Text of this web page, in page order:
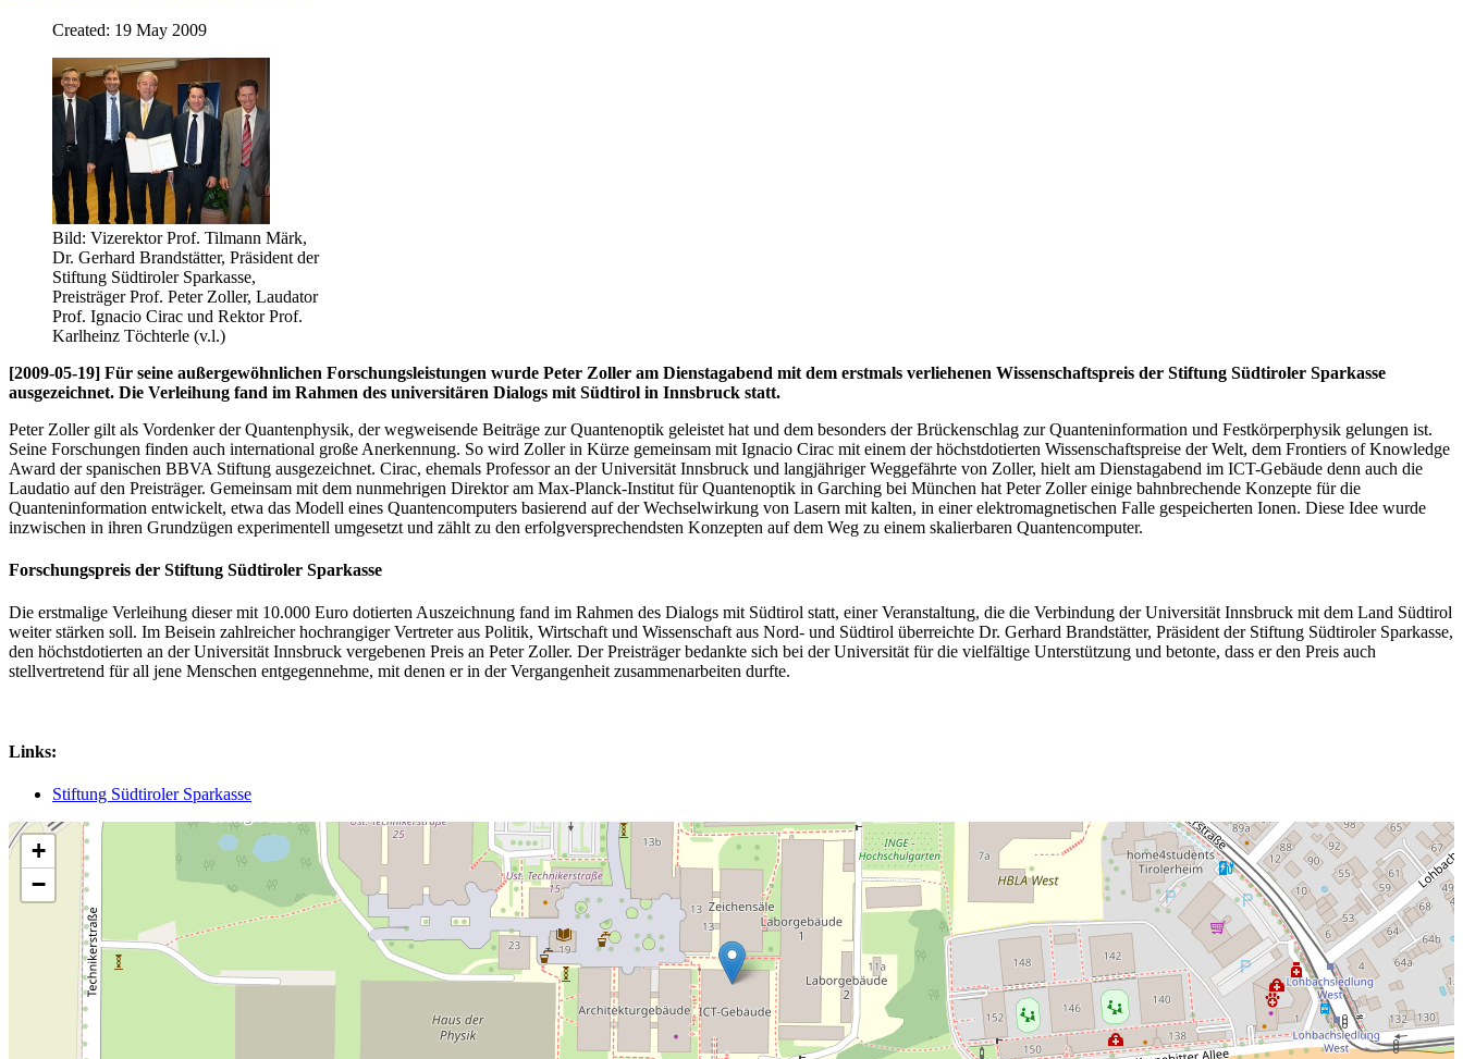
Created: 19 May 2009
Bild: Vizerektor Prof. Tilmann Märk,
Dr. Gerhard Brandstätter, Präsident der
Stiftung Südtiroler Sparkasse,
Preisträger Prof. Peter Zoller, Laudator
Prof. Ignacio Cirac und Rektor Prof.
Karlheinz Töchterle (v.l.)
[2009-05-19] Für seine außergewöhnlichen Forschungsleistungen wurde Peter Zoller am Dienstagabend mit dem erstmals verliehenen Wissenschaftspreis der Stiftung Südtiroler Sparkasse
ausgezeichnet. Die Verleihung fand im Rahmen des universitären Dialogs mit Südtirol in Innsbruck statt.
Peter Zoller gilt als Vordenker der Quantenphysik, der wegweisende Beiträge zur Quantenoptik geleistet hat und dem besonders der Brückenschlag zur Quanteninformation und Festkörperphysik gelungen ist.
Seine Forschungen finden auch international große Anerkennung. So wird Zoller in Kürze gemeinsam mit Ignacio Cirac mit einem der höchstdotierten Wissenschaftspreise der Welt, dem Frontiers of Knowledge
Award der spanischen BBVA Stiftung ausgezeichnet. Cirac, ehemals Professor an der Universität Innsbruck und langjähriger Weggefährte von Zoller, hielt am Dienstagabend im ICT-Gebäude denn auch die
Laudatio auf den Preisträger. Gemeinsam mit dem nunmehrigen Direktor am Max-Planck-Institut für Quantenoptik in Garching bei München hat Peter Zoller einige bahnbrechende Konzepte für die
Quanteninformation entwickelt, etwa das Modell eines Quantencomputers basierend auf der Wechselwirkung von Lasern mit kalten, in einer elektromagnetischen Falle gespeicherten Ionen. Diese Idee wurde
inzwischen in ihren Grundzügen experimentell umgesetzt und zählt zu den erfolgversprechendsten Konzepten auf dem Weg zu einem skalierbaren Quantencomputer.
Forschungspreis der Stiftung Südtiroler Sparkasse
Die erstmalige Verleihung dieser mit 10.000 Euro dotierten Auszeichnung fand im Rahmen des Dialogs mit Südtirol statt, einer Veranstaltung, die die Verbindung der Universität Innsbruck mit dem Land Südtirol
weiter stärken soll. Im Beisein zahlreicher hochrangiger Vertreter aus Politik, Wirtschaft und Wissenschaft aus Nord- und Südtirol überreichte Dr. Gerhard Brandstätter, Präsident der Stiftung Südtiroler Sparkasse,
den höchstdotierten an der Universität Innsbruck vergebenen Preis an Peter Zoller. Der Preisträger bedankte sich bei der Universität für die vielfältige Unterstützung und betonte, dass er den Preis auch
stellvertretend für all jene Menschen entgegennehme, mit denen er in der Vergangenheit zusammenarbeiten durfte.
Links:
Stiftung Südtiroler Sparkasse
+
−